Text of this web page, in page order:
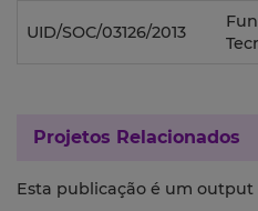
UID/SOC/03126/2013
Projetos Relacionados
Esta publicação é um output